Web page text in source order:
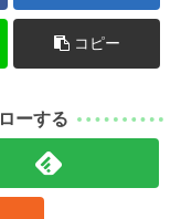
コピー
ーする